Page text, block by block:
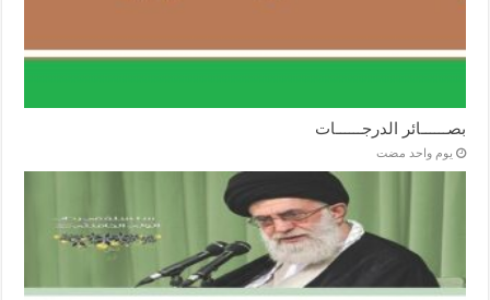
بصــــــائر الدرجــــــات
‏يوم واحد مضت